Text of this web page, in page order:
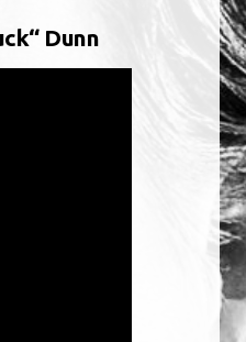
Dunn